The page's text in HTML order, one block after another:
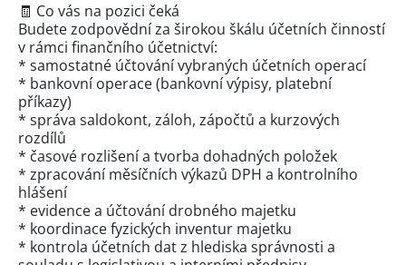
🧾 Co vás na pozici čeká
Budete zodpovědní za širokou škálu účetních činností
v rámci finančního účetnictví:
* samostatné účtování vybraných účetních operací
* bankovní operace (bankovní výpisy, platební
příkazy)
* správa saldokont, záloh, zápočtů a kurzových
rozdílů
* časové rozlišení a tvorba dohadných položek
* zpracování měsíčních výkazů DPH a kontrolního
hlášení
* evidence a účtování drobného majetku
* koordinace fyzických inventur majetku
* kontrola účetních dat z hlediska správnosti a